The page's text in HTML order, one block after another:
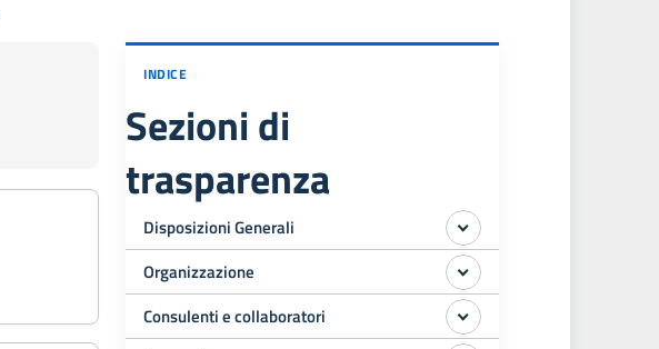
INDICE
Sezioni di
trasparenza
Disposizioni Generali
Organizzazione
Consulenti e collaboratori